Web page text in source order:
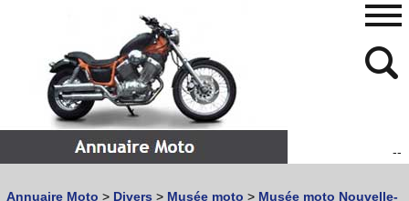
--
480
768
Annuaire Moto > Divers > Musée moto > Musée moto Nouvelle-